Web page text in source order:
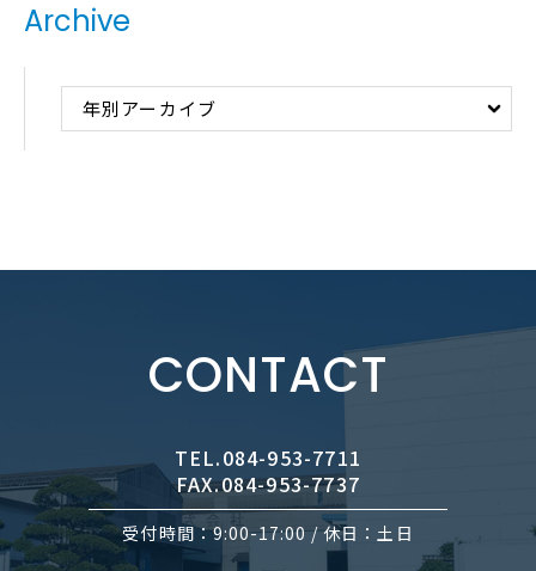
Archive
CONTACT
TEL.084-953-7711
FAX.084-953-7737
受付時間：9:00-17:00 / 休日：土日